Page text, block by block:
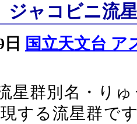
ジャコビニ流
国立天文台 ア
星群別名・り
する流星群で